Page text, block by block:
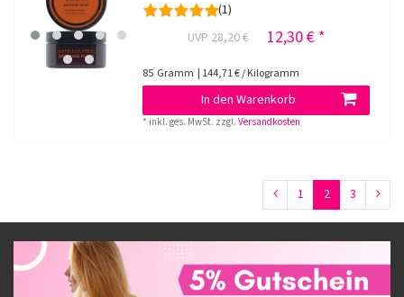
(1)
UVP 28,20 €
12,30 € *
85 Gramm | 144,71 € / Kilogramm
In den Warenkorb
* inkl. ges. MwSt. zzgl.Versandkosten
1 2 3